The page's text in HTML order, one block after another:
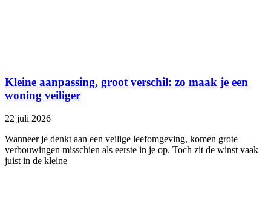
Kleine aanpassing, groot verschil: zo maak je een
woning veiliger
22 juli 2026
Wanneer je denkt aan een veilige leefomgeving, komen grote
verbouwingen misschien als eerste in je op. Toch zit de winst vaak
juist in de kleine